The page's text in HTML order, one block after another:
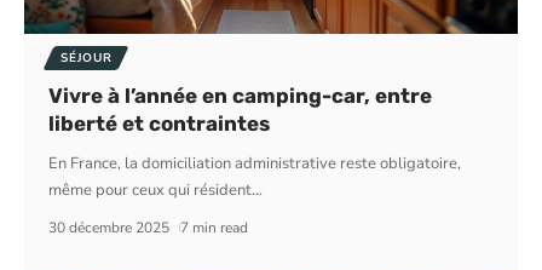
SÉJOUR
Vivre à l’année en camping-car, entre
liberté et contraintes
En France, la domiciliation administrative reste obligatoire,
même pour ceux qui résident…
30 décembre 2025 7 min read